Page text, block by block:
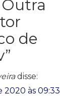
Outra
de
”
disse:
2020 às 09:33